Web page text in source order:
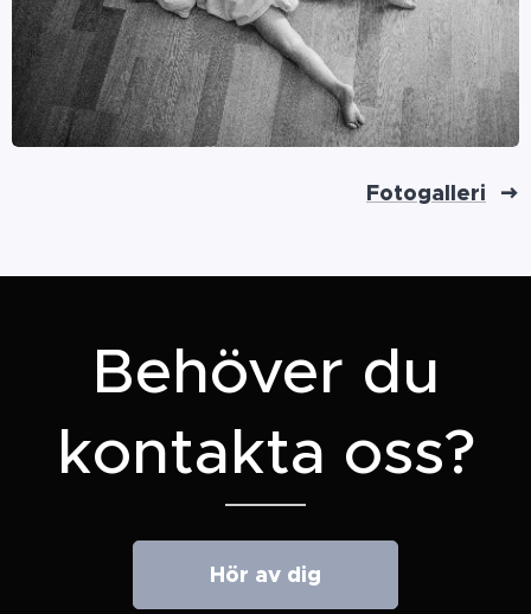
Fotogalleri
Behöver du
kontakta oss?
Hör av dig